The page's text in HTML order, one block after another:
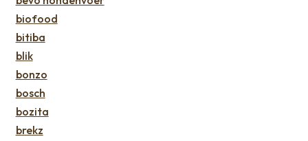
biofood
bitiba
blik
bonzo
bosch
bozita
brekz